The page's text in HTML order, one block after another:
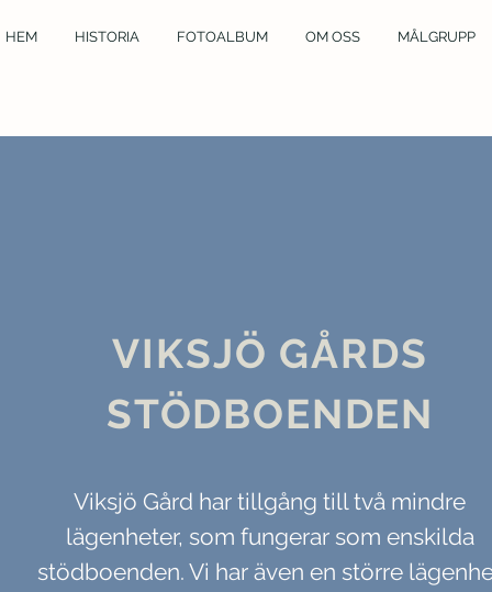
HEM HISTORIA FOTOALBUM OM OSS MÅLGRUPP
VIKSJÖ GÅRDS
STÖDBOENDEN
Viksjö Gård har tillgång till två mindre
lägenheter, som fungerar som enskilda
stödboenden. Vi har även en större